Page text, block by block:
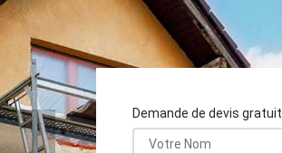
Demande de devis gratuit